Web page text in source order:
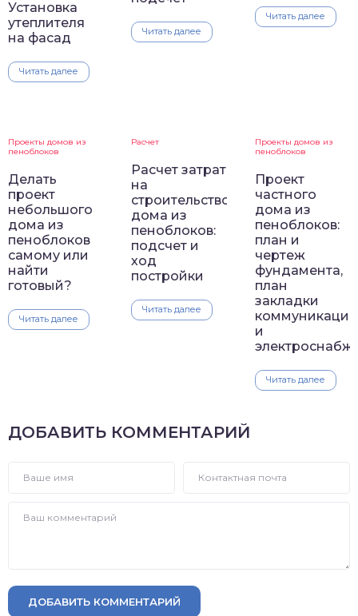
Установка
утеплителя
на фасад
Читать далее
Читать далее
Читать далее
Проекты домов из
пеноблоков
Делать
проект
небольшого
дома из
пеноблоков
самому или
найти
готовый?
Читать далее
Расчет
Расчет затрат
на
строительство
дома из
пеноблоков:
подсчет и
ход
постройки
Читать далее
Проекты домов из
пеноблоков
Проект
частного
дома из
пеноблоков:
план и
чертеж
фундамента,
план
закладки
коммуникаций
и
Читать далее
ДОБАВИТЬ КОММЕНТАРИЙ
ДОБАВИТЬ КОММЕНТАРИЙ